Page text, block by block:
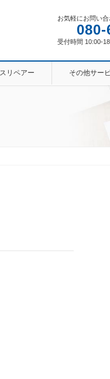
お気軽にお問い合
080-
受付時間 10:00-
リペアー その他サー